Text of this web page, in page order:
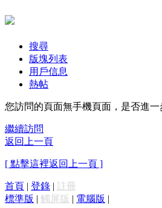
搜尋
版塊列表
用戶信息
熱帖
您訪問的頁面無手機頁面，是否進一
繼續訪問
返回上一頁
[ 點擊這裡返回上一頁 ]
首頁 | 登錄 | 註冊
標準版 | 觸屏版 | 電腦版 |